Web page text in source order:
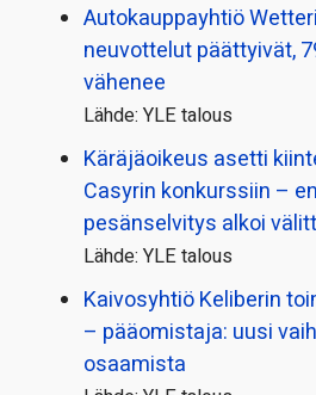
Autokauppayhtiö
neuvottelut päättyivät,
vähenee
Lähde: YLE talous
Käräjäoikeus asetti
Casyrin konkurssiin –
pesänselvitys alkoi
Lähde: YLE talous
Kaivosyhtiö Keliberin
– pääomistaja: uusi
osaamista